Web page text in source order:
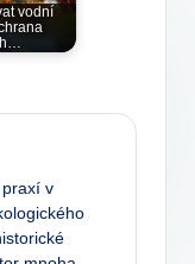
vodní
v